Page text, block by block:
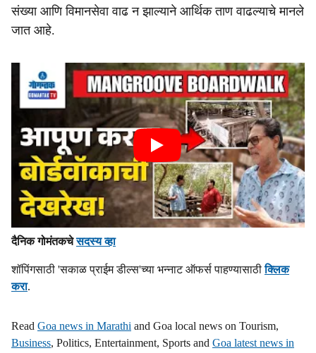
संख्या आणि विमानसेवा वाढ न झाल्याने आर्थिक ताण वाढल्याचे मानले
जात आहे.
दैनिक गोमंतकचेसदस्य व्हा
शॉपिंगसाठी 'सकाळ प्राईम डील्स'च्या भन्नाट ऑफर्स पाहण्यासाठीक्लिक
करा.
Read Goa news in Marathi and Goa local news on Tourism,
Business, Politics, Entertainment, Sports and Goa latest news in